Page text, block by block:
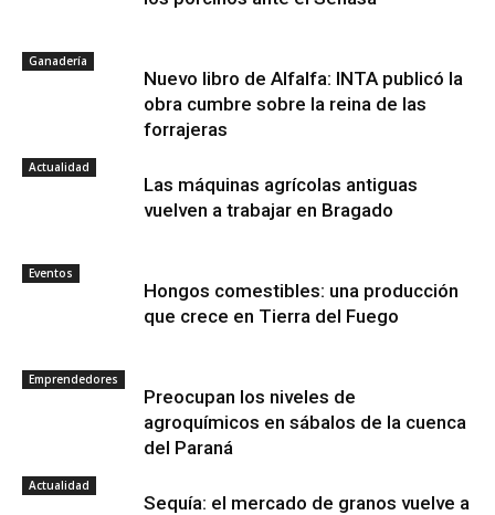
Ganadería
Actualidad
Nuevo libro de Alfalfa: INTA publicó la
obra cumbre sobre la reina de las
forrajeras
Eventos
Las máquinas agrícolas antiguas
vuelven a trabajar en Bragado
Emprendedores
Hongos comestibles: una producción
que crece en Tierra del Fuego
Actualidad
Preocupan los niveles de
agroquímicos en sábalos de la cuenca
del Paraná
Sequía: el mercado de granos vuelve a